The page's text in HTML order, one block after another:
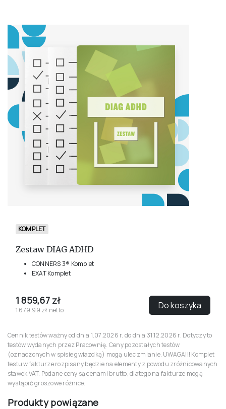
KOMPLET
Zestaw DIAG ADHD
CONNERS 3® Komplet
EXAT Komplet
1 859,67 zł
1 679,99 zł netto Do koszyka
Cennik testów ważny od dnia 1.07.2026 r. do dnia 31.12.2026 r. Dotyczy to
testów wydanych przez Pracownię. Ceny pozostałych testów
(oznaczonych w spisie gwiazdką) mogą ulec zmianie. UWAGA!!! Komplet
testu w fakturze rozpisany będzie na elementy z powodu zróżnicowanych
stawek VAT. Podane ceny są cenami brutto, dlatego na fakturze mogą
wystąpić groszowe różnice.
Produkty powiązane